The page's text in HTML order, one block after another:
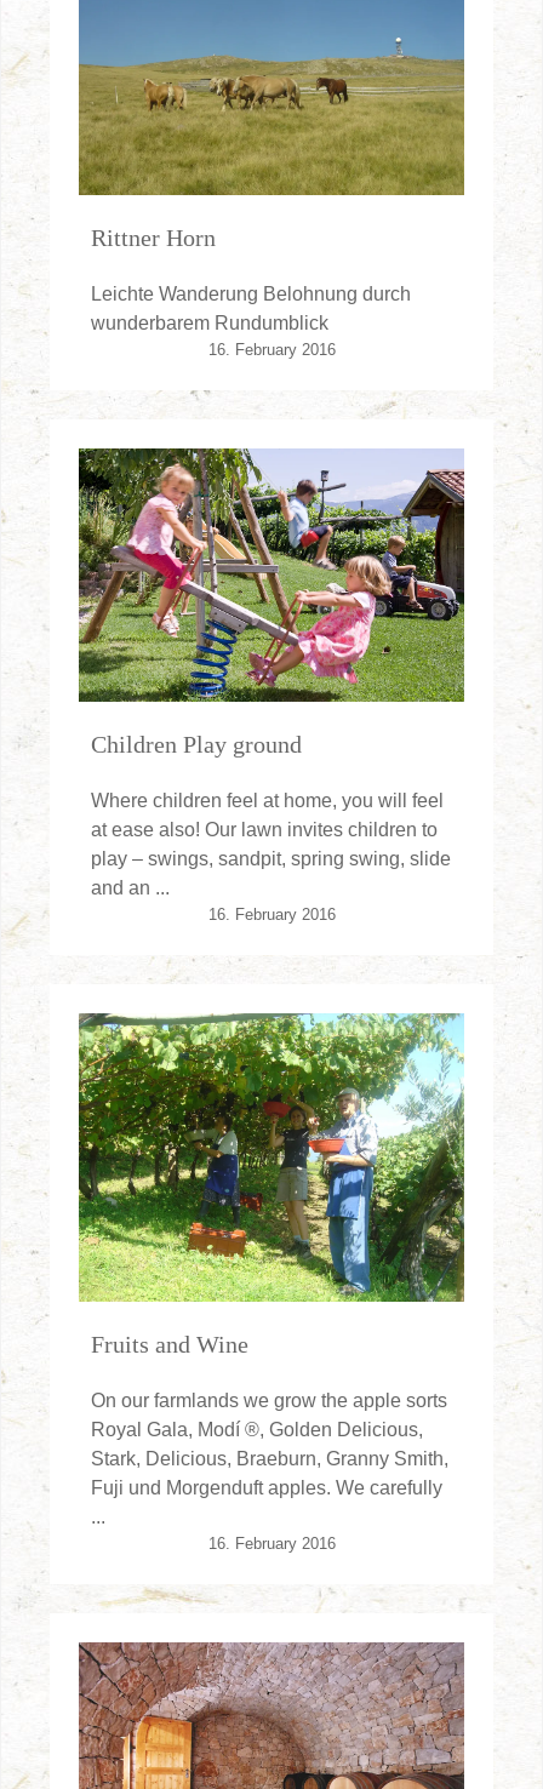
Rittner Horn
Leichte Wanderung Belohnung durch
wunderbarem Rundumblick
16. February 2016
Children Play ground
Where children feel at home, you will feel
at ease also! Our lawn invites children to
play – swings, sandpit, spring swing, slide
and an ...
16. February 2016
Fruits and Wine
On our farmlands we grow the apple sorts
Royal Gala, Modí ®, Golden Delicious,
Stark, Delicious, Braeburn, Granny Smith,
Fuji und Morgenduft apples. We carefully
...
16. February 2016